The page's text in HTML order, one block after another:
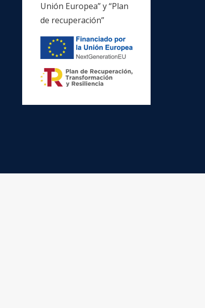
Unión Europea” y “Plan
de recuperación”